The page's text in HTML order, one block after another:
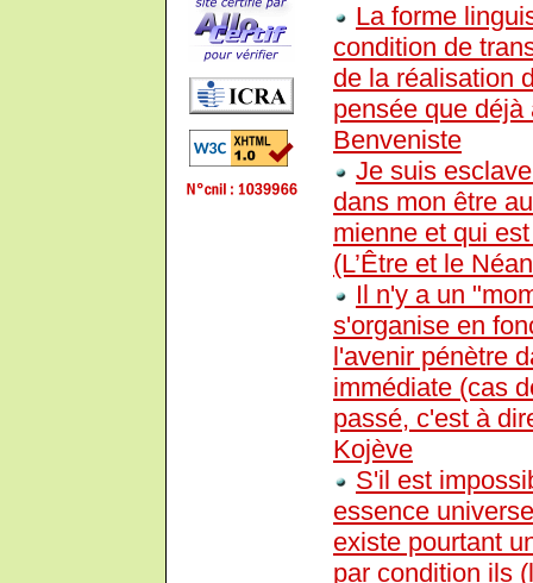
La forme
condition de
de la réalisation
pensée que
Benveniste
Je suis
dans mon être
mienne et qui
(L’Être et le
Il n'y a un
s'organise en
l'avenir pénètre
immédiate (cas
passé, c'est à
Kojève
S'il est
essence
existe pourtant
par condition ils